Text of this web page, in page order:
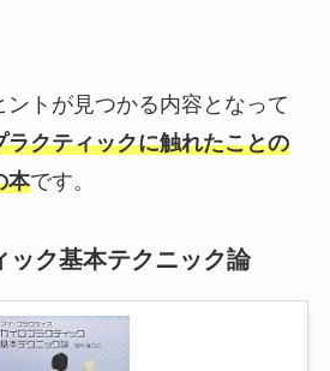
トが見つかる内容となって
ラクティックに触れたことの
本です。
ック基本テクニック論